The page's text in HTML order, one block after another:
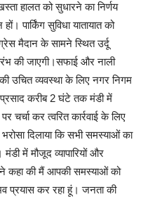
हालत को सुधारने का निर्णय
पार्किंग सुविधा यातायात को
मैदान के सामने स्थित उर्दू
की जाएगी।सफाई और नाली
उचित व्यवस्था के लिए नगर निगम
प्रसाद करीब 2 घंटे तक मंडी में
चर्चा कर त्वरित कार्रवाई के लिए
भरोसा दिलाया कि सभी समस्याओं का
में मौजूद व्यापारियों और
ने कहा की मैं आपकी समस्याओं को
कर रहा हूं। जनता की